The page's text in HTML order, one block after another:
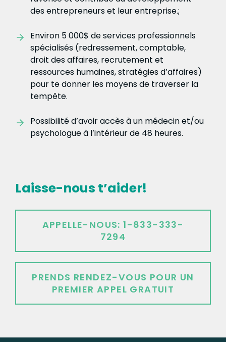
des entrepreneurs et leur entreprise.;
Environ 5 000$ de services professionnels
spécialisés (redressement, comptable,
droit des affaires, recrutement et
ressources humaines, stratégies d’affaires)
pour te donner les moyens de traverser la
tempête.
Possibilité d’avoir accès à un médecin et/ou
psychologue à l’intérieur de 48 heures.
Laisse-nous t’aider!
APPELLE-NOUS: 1-833-333-
7294
PRENDS RENDEZ-VOUS POUR UN
PREMIER APPEL GRATUIT